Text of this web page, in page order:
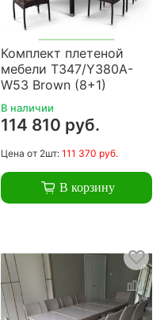
Комплект плетеной
мебели T347/Y380A-
W53 Brown (8+1)
В наличии
114 810 руб.
Цена от 2шт: 111 370 руб.
В корзину